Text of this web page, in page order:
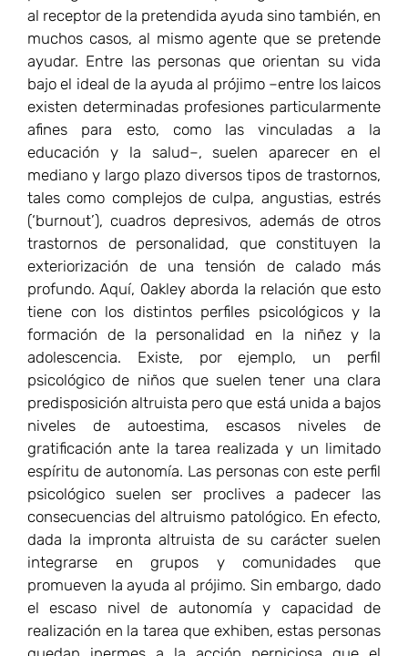
trastornos de personalidad, que constituyen la
exteriorización de una tensión de calado más
profundo. Aquí, Oakley aborda la relación que esto
tiene con los distintos perfiles psicológicos y la
formación de la personalidad en la niñez y la
adolescencia. Existe, por ejemplo, un perfil
psicológico de niños que suelen tener una clara
predisposición altruista pero que está unida a bajos
niveles de autoestima, escasos niveles de
gratificación ante la tarea realizada y un limitado
espíritu de autonomía. Las personas con este perfil
psicológico suelen ser proclives a padecer las
consecuencias del altruismo patológico. En efecto,
dada la impronta altruista de su carácter suelen
integrarse en grupos y comunidades que
promueven la ayuda al prójimo. Sin embargo, dado
el escaso nivel de autonomía y capacidad de
realización en la tarea que exhiben, estas personas
quedan inermes a la acción perniciosa que el
altruista patológico ejerce sobre ellos. Así, a
menudo, el agotamiento, el stress y demás
síntomas de malestar que sufren son señalados por
el altruista patológico como signos de falta de
compromiso y de generosidad en la entrega. De
este modo, la carga de culpa y malestar que estas
personas sufren termina siendo mayor. Se trata del
fenómeno de “codependencia” psicológica muy
frecuente en los casos de altruismo patológico.